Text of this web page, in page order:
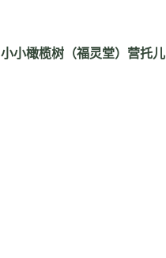
小小橄榄树（福灵堂）营托儿